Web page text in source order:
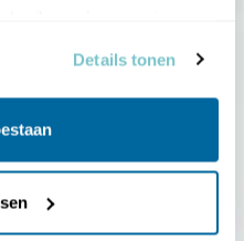
Details tonen
€ 36,00 per jaar
onze leden, met